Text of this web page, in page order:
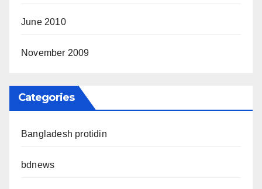
June 2010
November 2009
Categories
Bangladesh protidin
bdnews